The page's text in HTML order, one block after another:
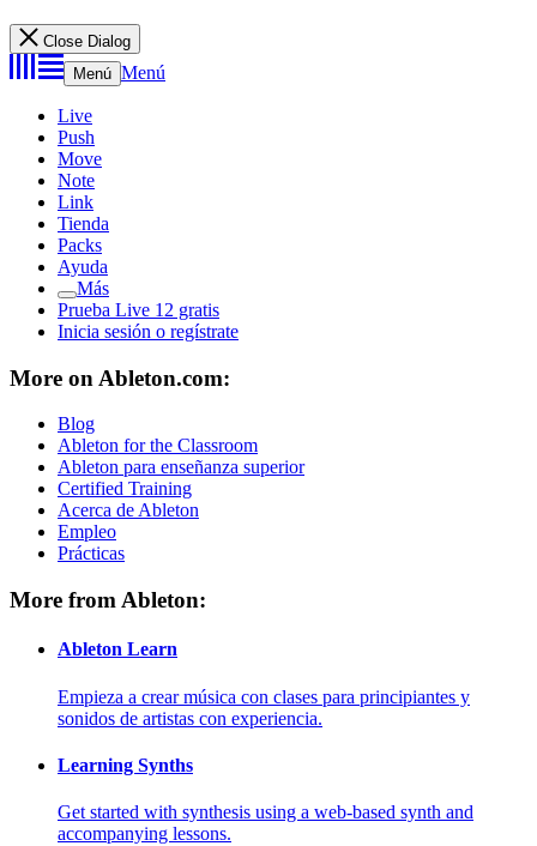
Close Dialog
Menú Menú
Live
Push
Move
Note
Link
Tienda
Packs
Ayuda
Más
Prueba Live 12 gratis
Inicia sesión o regístrate
More on Ableton.com:
Blog
Ableton for the Classroom
Ableton para enseñanza superior
Certified Training
Acerca de Ableton
Empleo
Prácticas
More from Ableton:
Ableton Learn
Empieza a crear música con clases para principiantes y
sonidos de artistas con experiencia.
Learning Synths
Get started with synthesis using a web-based synth and
accompanying lessons.